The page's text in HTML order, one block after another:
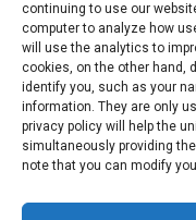
continuing to use our
computer to analyze how
will use the analytics to
cookies, on the other hand,
identify you, such as your
information. They are only
privacy policy will help the
simultaneously providing
note that you can modify